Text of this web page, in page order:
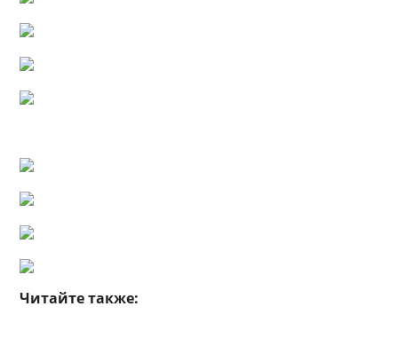
Читайте также: